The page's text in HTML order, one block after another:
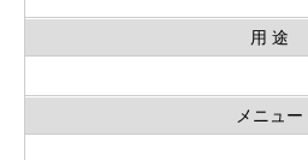
用 途
メニュー